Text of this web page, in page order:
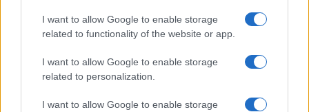
I want to allow Google to enable storage
related to functionality of the website or app.
I want to allow Google to enable storage
related to personalization.
I want to allow Google to enable storage
Vignetta del 07/08/2026